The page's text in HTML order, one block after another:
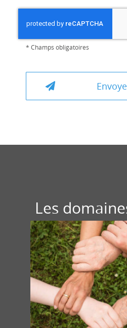
* Champs obligatoires
Les